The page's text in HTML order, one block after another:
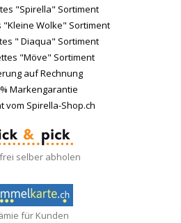
"Spirella" Sortiment
"Kleine Wolke" Sortiment
" Diaqua" Sortiment
"Möve" Sortiment
auf Rechnung
Markengarantie
vom Spirella-Shop.ch
selber abholen
für Kunden